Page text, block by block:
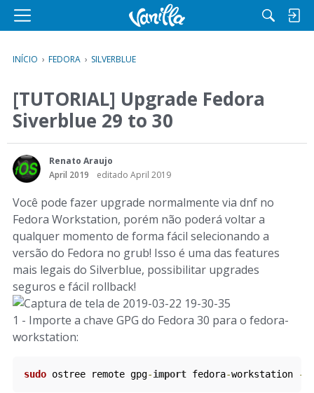
M
n
u
INÍCIO › FEDORA › SILVERBLUE
[TUTORIAL] Upgrade Fedora
Siverblue 29 to 30
Renato Araujo
April 2019
editado April 2019
Você pode fazer upgrade normalmente via dnf no
Fedora Workstation, porém não poderá voltar a
qualquer momento de forma fácil selecionando a
versão do Fedora no grub! Isso é uma das features
mais legais do Silverblue, possibilitar upgrades
seguros e fácil rollback!
1 - Importe a chave GPG do Fedora 30 para o fedora-
workstation:
sudo ostree remote gpg-import fedora-workstation -